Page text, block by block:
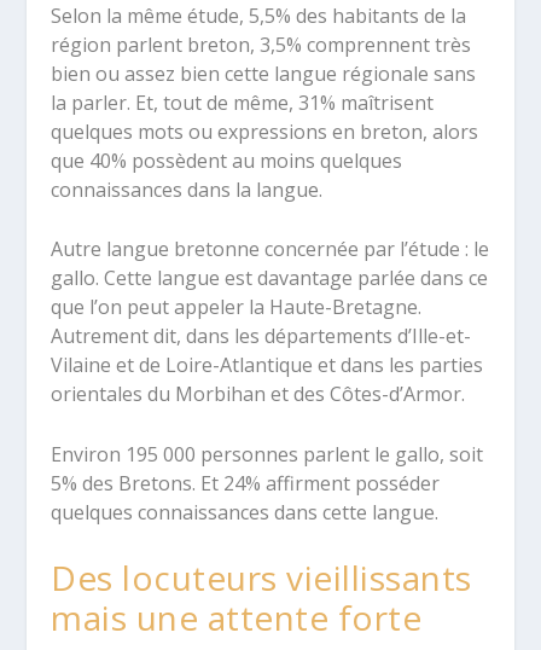
Selon la même étude, 5,5% des habitants de la
région parlent breton, 3,5% comprennent très
bien ou assez bien cette langue régionale sans
la parler. Et, tout de même, 31% maîtrisent
quelques mots ou expressions en breton, alors
que 40% possèdent au moins quelques
connaissances dans la langue.
Autre langue bretonne concernée par l’étude : le
gallo. Cette langue est davantage parlée dans ce
que l’on peut appeler la Haute-Bretagne.
Autrement dit, dans les départements d’Ille-et-
Vilaine et de Loire-Atlantique et dans les parties
orientales du Morbihan et des Côtes-d’Armor.
Environ 195 000 personnes parlent le gallo, soit
5% des Bretons. Et 24% affirment posséder
quelques connaissances dans cette langue.
Des locuteurs vieillissants
mais une attente forte